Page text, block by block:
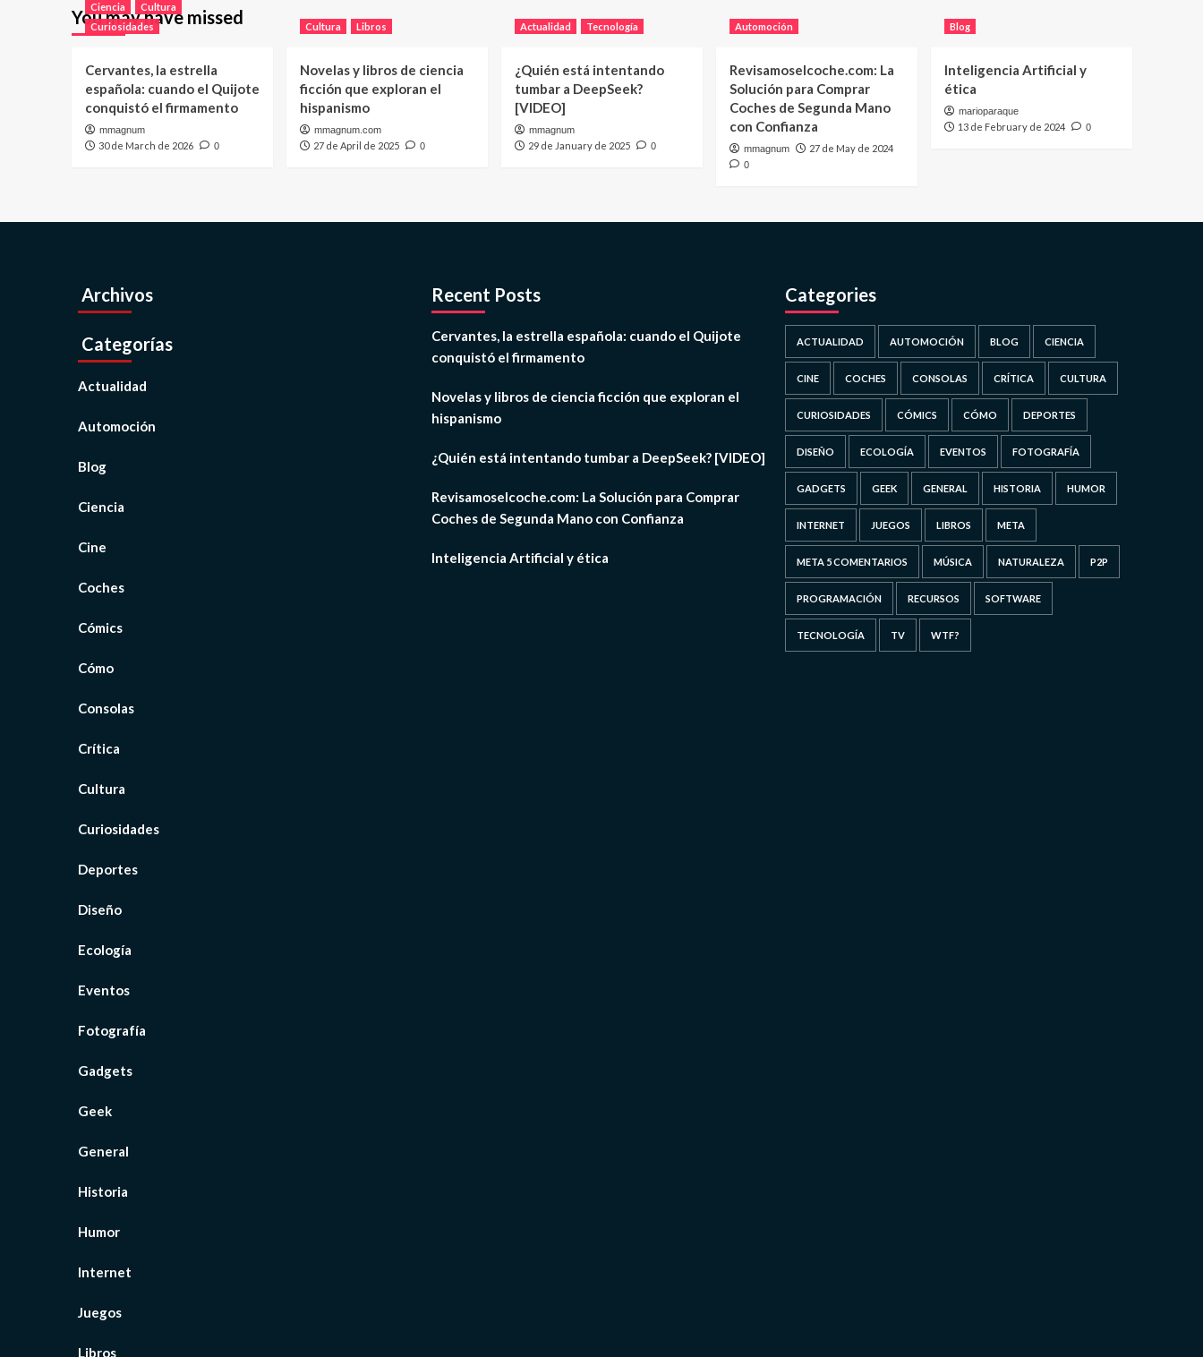
You may have missed
Ciencia
Cultura
Curiosidades
Cervantes, la estrella
española: cuando el Quijote
conquistó el firmamento
mmagnum
30 de March de 2026 0
Cultura Libros
Novelas y libros de ciencia
ficción que exploran el
hispanismo
mmagnum.com
27 de April de 2025 0
Actualidad Tecnología
¿Quién está intentando
tumbar a DeepSeek?
[VIDEO]
mmagnum
29 de January de 2025 0
Automoción
Revisamoselcoche.com: La
Solución para Comprar
Coches de Segunda Mano
con Confianza
mmagnum 27 de May de 2024
0
Blog
Inteligencia Artificial y
ética
marioparaque
13 de February de 2024 0
Archivos
Categorías
Actualidad
Automoción
Blog
Ciencia
Cine
Coches
Cómics
Cómo
Consolas
Crítica
Cultura
Curiosidades
Deportes
Diseño
Ecología
Eventos
Fotografía
Gadgets
Geek
General
Historia
Humor
Internet
Juegos
Libros
Recent Posts
Cervantes, la estrella española: cuando el Quijote
conquistó el firmamento
Novelas y libros de ciencia ficción que exploran el
hispanismo
¿Quién está intentando tumbar a DeepSeek? [VIDEO]
Revisamoselcoche.com: La Solución para Comprar
Coches de Segunda Mano con Confianza
Inteligencia Artificial y ética
Categories
ACTUALIDAD AUTOMOCIÓN BLOG CIENCIA
CINE COCHES CONSOLAS CRÍTICA CULTURA
CURIOSIDADES CÓMICS CÓMO DEPORTES
DISEÑO ECOLOGÍA EVENTOS FOTOGRAFÍA
GADGETS GEEK GENERAL HISTORIA HUMOR
INTERNET JUEGOS LIBROS META
META 5 COMENTARIOS MÚSICA NATURALEZA P2P
PROGRAMACIÓN RECURSOS SOFTWARE
TECNOLOGÍA TV WTF?